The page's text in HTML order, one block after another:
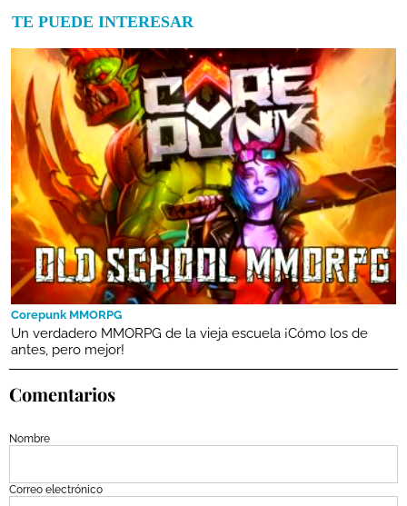
TE PUEDE INTERESAR
Corepunk MMORPG
Un verdadero MMORPG de la vieja escuela ¡Cómo los de
antes, pero mejor!
Comentarios
Nombre
Correo electrónico